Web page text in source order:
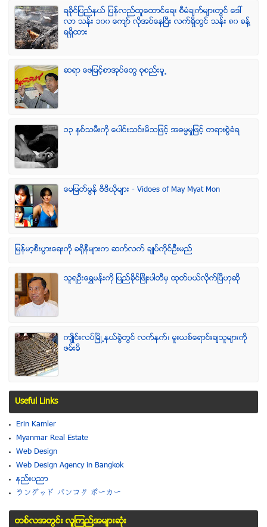
ရခုိင္ျပည္နယ္ ျပန္လည္ထူေထာင္ေရး စီမံခ်က္မ်ားတြင္ ေဒၚ
လာ သန္း ၁၀၀ ေက်ာ္ လုိအပ္ေနၿပီး လက္ရွိတြင္ သန္း ၈၀ ခန္႔
ရရွိထား
ဆရာ ေဖျမင့္စာအုပ္ေတြ စုစည္းမူ႕
၁၃ ႏွစ္သမီးကို ေပါင္းသင္းမိသျဖင့္ အဓမၼမႈျဖင့္ တရားစြဲခံရ
ေမျမတ္မြန္ ဗီဒီယုိမ်ား - Vidoes of May Myat Mon
ျမန္မာ့စီးပြားေရးကို ခရိုနီမ်ားက ဆက္လက္ ခ်ဳပ္ကိုင္ဥိီးမည္
သူရဦးေရႊမန္းကို ျပည္ခိုင္ျဖိဳးပါတီမွ ထုတ္ပယ္လိုက္ျပီဟုဆို
က်ဳိင္းလပ္ၿမိဳ႕နယ္ခြဲတြင္ လက္နက္၊ မူးယစ္ေရာင္းခ်သူမ်ားကို
ဖမ္းမိ
Useful Links
Erin Kamler
Myanmar Real Estate
Web Design
Web Design Agency in Bangkok
နည္းပညာ
ラングッド バンコク ポーカー
တစ္လအတြင္း လူၾကည္႔အမ်ားဆံုး